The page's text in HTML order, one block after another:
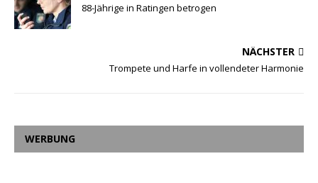
88-Jährige in Ratingen betrogen
NÄCHSTER
Trompete und Harfe in vollendeter Harmonie
WERBUNG